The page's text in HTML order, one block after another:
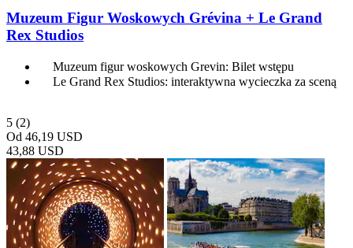
Muzeum Figur Woskowych Grévina + Le Grand
Rex Studios
Muzeum figur woskowych Grevin: Bilet wstępu
Le Grand Rex Studios: interaktywna wycieczka za sceną
5 (2)
Od 46,19 USD
43,88 USD